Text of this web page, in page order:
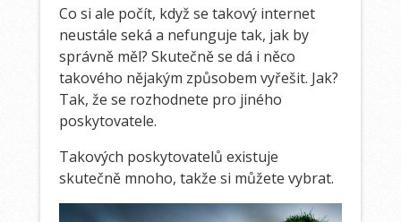
Co si ale počít, když se takový internet
neustále seká a nefunguje tak, jak by
správně měl? Skutečně se dá i něco
takového nějakým způsobem vyřešit. Jak?
Tak, že se rozhodnete pro jiného
poskytovatele.
Takových poskytovatelů existuje
skutečně mnoho, takže si můžete vybrat.